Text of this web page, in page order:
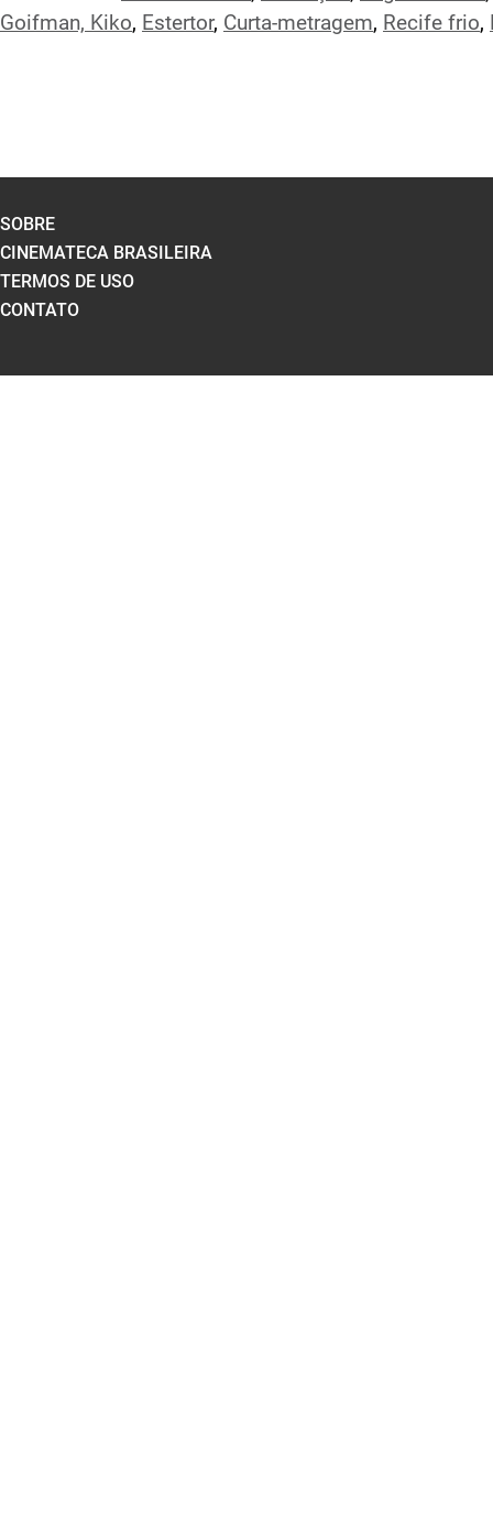
Goifman, Kiko, Estertor, Curta-metragem, Recife frio,
SOBRE
CINEMATECA BRASILEIRA
TERMOS DE USO
CONTATO